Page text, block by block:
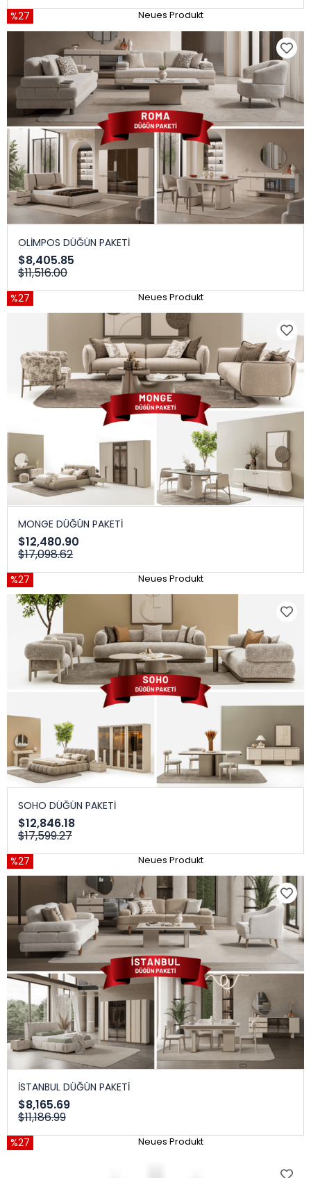
%27 Neues Produkt
OLİMPOS DÜĞÜN PAKETİ
$8,405.85
$11,516.00
%27 Neues Produkt
MONGE DÜĞÜN PAKETİ
$12,480.90
$17,098.62
%27 Neues Produkt
SOHO DÜĞÜN PAKETİ
$12,846.18
$17,599.27
%27 Neues Produkt
İSTANBUL DÜĞÜN PAKETİ
$8,165.69
$11,186.99
%27 Neues Produkt